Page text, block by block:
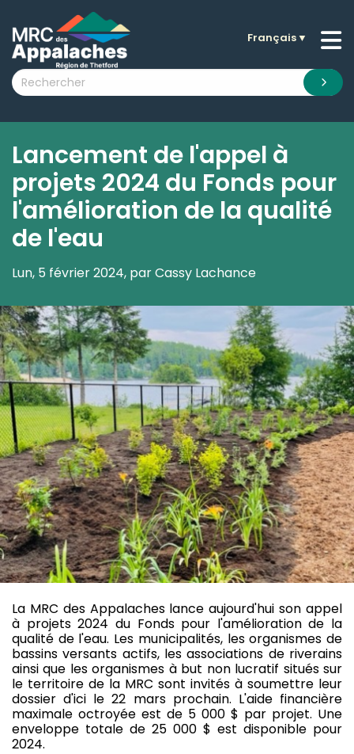
submenu (La MRC )
submenu (Citoyens )
submenu (Nouvelles )
submenu (Documentation )
Français▼
Lancement de l'appel à
projets 2024 du Fonds pour
l'amélioration de la qualité
de l'eau
Lun, 5 février 2024, par Cassy Lachance
La MRC des Appalaches lance aujourd'hui son appel
à projets 2024 du Fonds pour l'amélioration de la
qualité de l'eau. Les municipalités, les organismes de
bassins versants actifs, les associations de riverains
ainsi que les organismes à but non lucratif situés sur
le territoire de la MRC sont invités à soumettre leur
dossier d'ici le 22 mars prochain. L'aide financière
maximale octroyée est de 5 000 $ par projet. Une
enveloppe totale de 25 000 $ est disponible pour
2024.